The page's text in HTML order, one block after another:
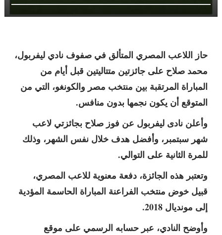
حاز اللاعب المصري المتألق في صفوف نادي ليفربول،
محمد صلاح على جائزتين متتاليتين قبل أيام من
المباراة المرتقبة بين منتخب مصر والكونغو، التي من
المتوقع أن يكون نجمها بدون منافس.
وأعلن نادى ليفربول عن فوز صلاح بجائزتي لاعب
شهر سبتمبر، وأفضل هدف خلال نفس الشهر، وذلك
للمرة الثانية على التوالي.
وتعتبر هذه الجائزة، دفعة معنوية للاعب المصري،
قبيل خوض منتخب الفراعنة المباراة الحاسمة المؤدية
إلى مونديال 2018.
وأوضح النادي، عبر حسابه الرسمي على موقع